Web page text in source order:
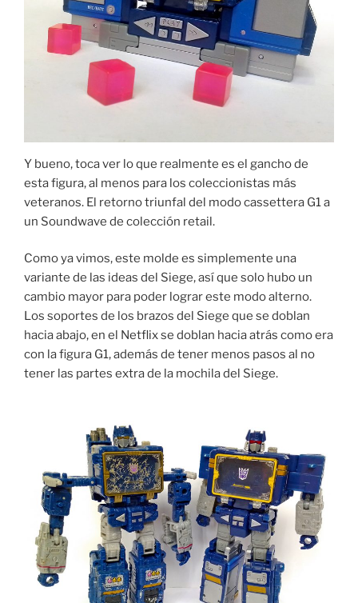
Y bueno, toca ver lo que realmente es el gancho de
esta figura, al menos para los coleccionistas más
veteranos. El retorno triunfal del modo cassettera G1 a
un Soundwave de colección retail.
Como ya vimos, este molde es simplemente una
variante de las ideas del Siege, así que solo hubo un
cambio mayor para poder lograr este modo alterno.
Los soportes de los brazos del Siege que se doblan
hacia abajo, en el Netflix se doblan hacia atrás como era
con la figura G1, además de tener menos pasos al no
tener las partes extra de la mochila del Siege.